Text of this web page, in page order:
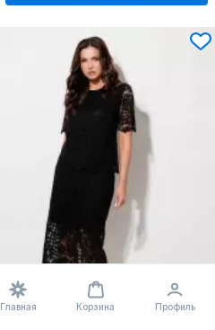
Главная Корзина Профиль